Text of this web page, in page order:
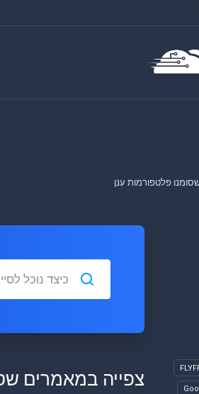
פלטפורמות ענן
צפייה במאמרים